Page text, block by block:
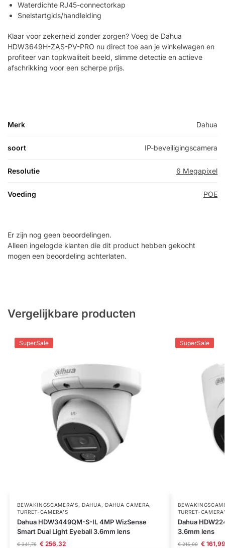
Waterdichte RJ45-connectorkap
Snelstartgids/handleiding
Klaar voor zekerheid zonder zorgen? Voeg de Dahua
HDW3649H-ZAS-PV-PRO nu direct toe aan je winkelwagen en
profiteer van topkwaliteit beeld, slimme detectie en actieve
afschrikking voor een scherpe prijs.
Merk Dahua
soort IP-beveiligingscamera
Resolutie 6 Megapixel
Voeding POE
Er zijn nog geen beoordelingen.
Alleen ingelogde klanten die dit product hebben gekocht
mogen een beoordeling achterlaten.
Vergelijkbare producten
SuperSale
BEWAKINGSCAMERA'S,DAHUA , DAHUA CAMERA,
TURRET-CAMERA'S
Dahua HDW3449QM-S-IL 4MP WizSense
Smart Dual Light Eyeball 3.6mm lens
€341,76 €256,32
SuperSale
TURRET-
Dahua
3.6mm lens
€215,99 €161,99